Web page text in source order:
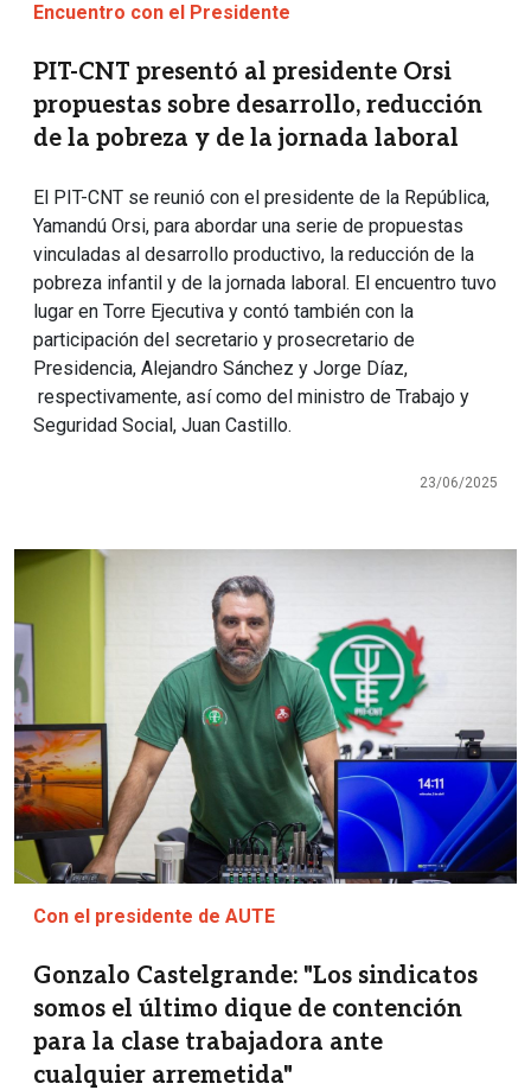
Encuentro con el Presidente
PIT-CNT presentó al presidente Orsi
propuestas sobre desarrollo, reducción
de la pobreza y de la jornada laboral
El PIT-CNT se reunió con el presidente de la República,
Yamandú Orsi, para abordar una serie de propuestas
vinculadas al desarrollo productivo, la reducción de la
pobreza infantil y de la jornada laboral. El encuentro tuvo
lugar en Torre Ejecutiva y contó también con la
participación del secretario y prosecretario de
Presidencia, Alejandro Sánchez y Jorge Díaz,
respectivamente, así como del ministro de Trabajo y
Seguridad Social, Juan Castillo.
23/06/2025
Imagen
Con el presidente de AUTE
Gonzalo Castelgrande: "Los sindicatos
somos el último dique de contención
para la clase trabajadora ante
cualquier arremetida"